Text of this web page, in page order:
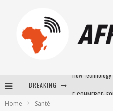
BREAKING
Home Santé